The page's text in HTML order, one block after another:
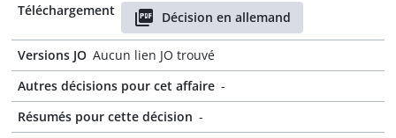
Téléchargement
Décision en allemand
Versions JO Aucun lien JO trouvé
Autres décisions pour cet affaire -
Résumés pour cette décision -